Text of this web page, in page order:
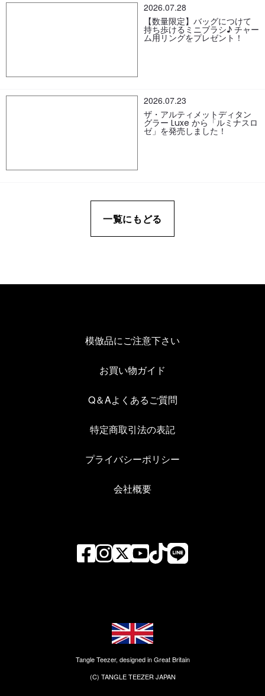
2026.07.28
【数量限定】バッグにつけて
持ち歩けるミニブラシ♪ チャー
ム用リングをプレゼント！
2026.07.23
ザ・アルティメットディタン
グラー Luxe から「ルミナスロ
ゼ」を発売しました！
一覧にもどる
模倣品にご注意下さい
お買い物ガイド
Q＆Aよくあるご質問
特定商取引法の表記
プライバシーポリシー
会社概要
Tangle Teezer, designed in Great Britain
(C) TANGLE TEEZER JAPAN